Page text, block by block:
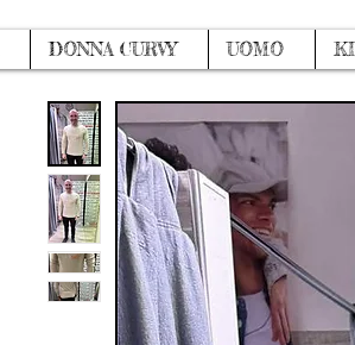
DONNA CURVY UOMO